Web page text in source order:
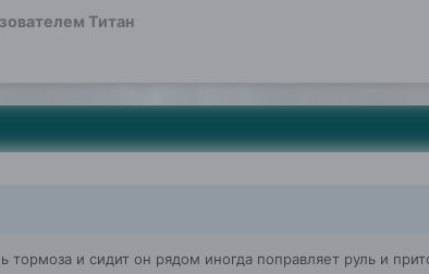
Титан
тормоза и сидит он рядом иногда поправляет руль и